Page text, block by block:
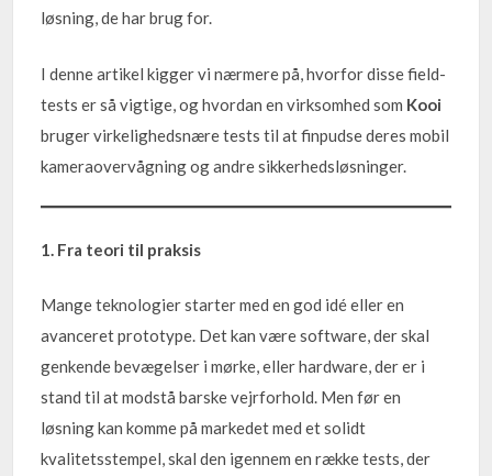
løsning, de har brug for.
I denne artikel kigger vi nærmere på, hvorfor disse field-
tests er så vigtige, og hvordan en virksomhed som Kooi
bruger virkelighedsnære tests til at finpudse deres mobil
kameraovervågning og andre sikkerhedsløsninger.
1. Fra teori til praksis
Mange teknologier starter med en god idé eller en
avanceret prototype. Det kan være software, der skal
genkende bevægelser i mørke, eller hardware, der er i
stand til at modstå barske vejrforhold. Men før en
løsning kan komme på markedet med et solidt
kvalitetsstempel, skal den igennem en række tests, der